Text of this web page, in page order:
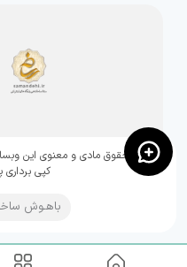
,تمامی حقوق مادی و معنوی این
کپی برداری
باهـوش